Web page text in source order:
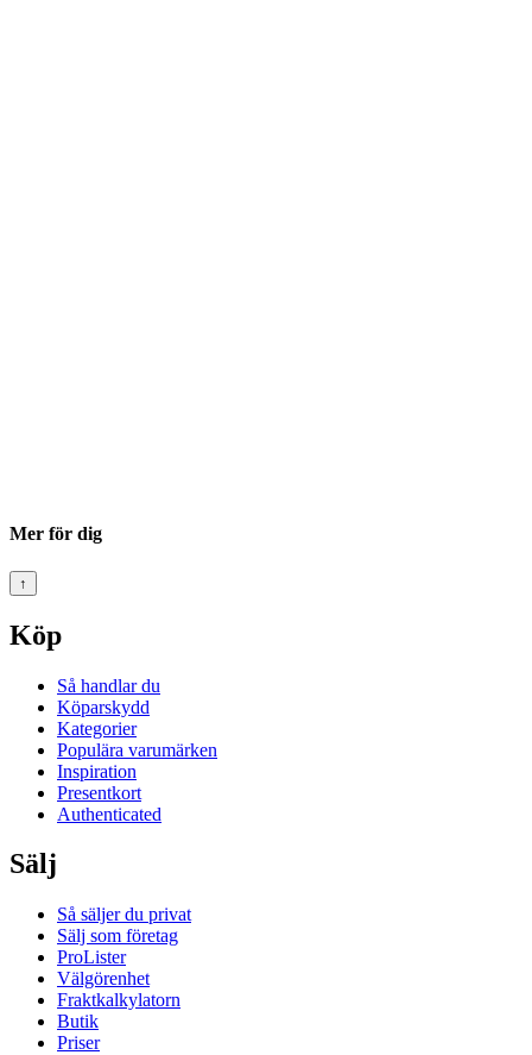
Mer för dig
↑
Köp
Så handlar du
Köparskydd
Kategorier
Populära varumärken
Inspiration
Presentkort
Authenticated
Sälj
Så säljer du privat
Sälj som företag
ProLister
Välgörenhet
Fraktkalkylatorn
Butik
Priser